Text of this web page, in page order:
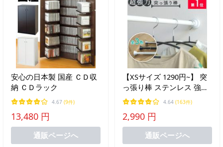
安心の日本製 国産 ＣＤ収
納 ＣＤラック
4.67 (9件)
13,480 円
通販ページへ
【XSサイズ 1290円~】 突
っ張り棒 ステンレス 強力
2m以上 2ｍ 伸縮自在 つっ
ぱり棒 クローゼット収納
お風呂 トイレ 衣類 収納
物干し 棚 押入れ
4.64 (163件)
2,990 円
通販ページへ